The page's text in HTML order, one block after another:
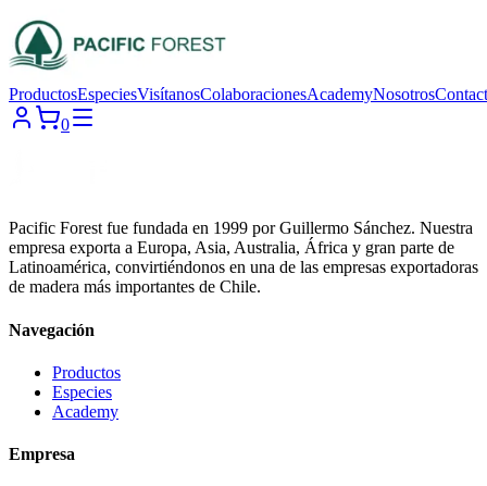
ProductosEspeciesVisítanosColaboracionesAcademyNosotros
0
Pacific Forest fue fundada en 1999 por Guillermo Sánchez. Nuestra
empresa exporta a Europa, Asia, Australia, África y gran parte de
Latinoamérica, convirtiéndonos en una de las empresas exportadoras
de madera más importantes de Chile.
Navegación
Productos
Especies
Academy
Empresa